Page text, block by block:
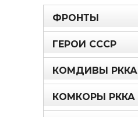
ФРОНТЫ
ГЕРОИ СССР
КОМДИВЫ РККА
КОМКОРЫ РККА